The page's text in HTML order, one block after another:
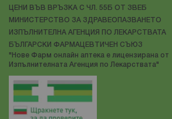
ЦЕНИ ВЪВ ВРЪЗКА С ЧЛ. 55Б ОТ ЗВЕБ
МИНИСТЕРСТВО ЗА ЗДРАВЕОПАЗВАНЕТО
ИЗПЪЛНИТЕЛНА АГЕНЦИЯ ПО ЛЕКАРСТВАТА
БЪЛГАРСКИ ФАРМАЦЕВТИЧЕН СЪЮЗ
"Нове Фарм онлайн аптека е лицензирана от
Изпълнителната Агенция по Лекарствата"